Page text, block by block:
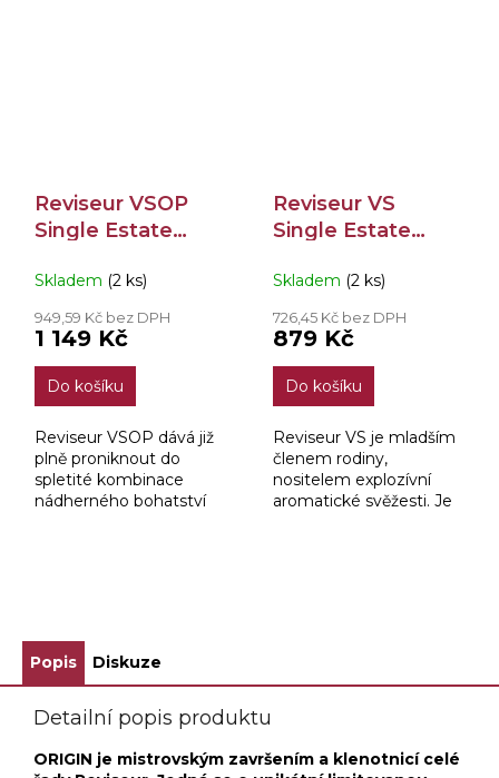
Reviseur VSOP
Single Estate
Skladem (2 ks)
949,59 Kč bez DPH
1 149 Kč
Do košíku
Reviseur VSOP dává již
plně proniknout do
spletité kombinace
nádherného bohatství
Reviseur VS
Single Estate
Skladem (2 ks)
726,45 Kč bez DPH
879 Kč
Do košíku
Reviseur VS je mladším
členem rodiny,
nositelem explozívní
aromatické svěžesti. Je
Popis Diskuze
Detailní popis produktu
ORIGIN je mistrovským završením a klenotnicí celé